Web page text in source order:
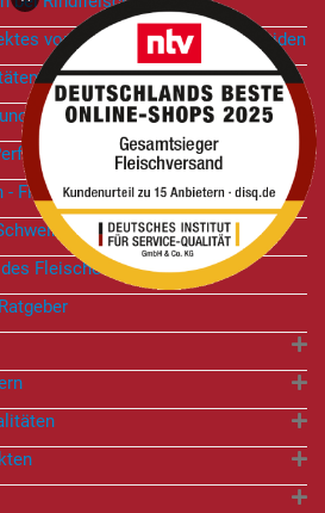
von gutem Fleisch unterscheiden
- Vergleich USA vs. Deutschland
Nationalstolz
Marmorierung
- Fleisch und Wurst gehören dazu
Fleisches!